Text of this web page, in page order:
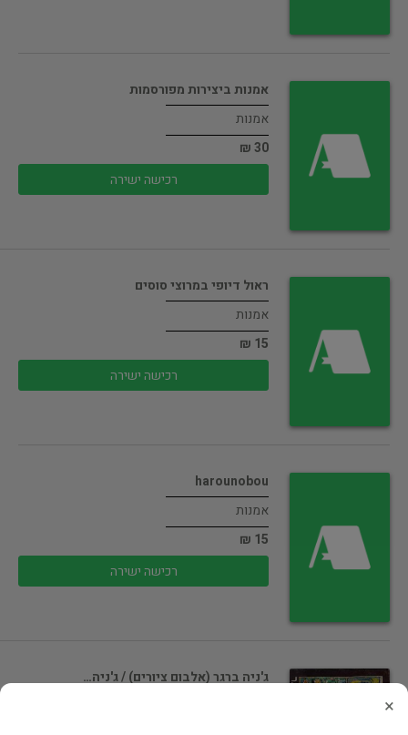
אמנות ביצירות מפורסמות
אמנות
30 ₪
רכישה ישירה
ראול דיופי במרוצי סוסים
אמנות
15 ₪
רכישה ישירה
harounobou
אמנות
15 ₪
רכישה ישירה
ג'ניה ברגר (אלבום ציורים) / ג'ניה…
×